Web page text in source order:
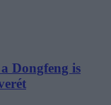
Dongfeng is